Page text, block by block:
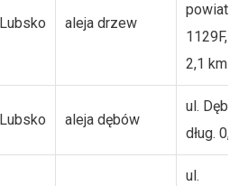
Lubsko aleja drzew
1129F,
2,1 km
Lubsko aleja dębów
ul.
dług.
ul.